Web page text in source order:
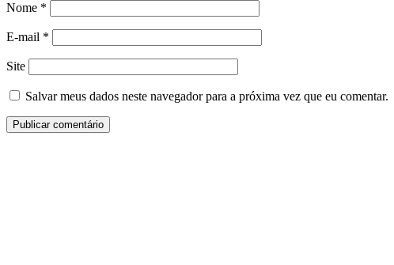
Nome *
E-mail *
Site
Salvar meus dados neste navegador para a próxima vez que eu comentar.